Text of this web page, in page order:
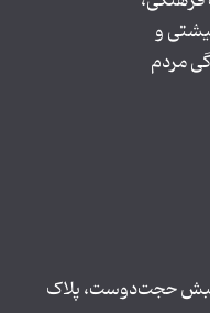
و
مردم
نبش حجت‌دوست، پلاک